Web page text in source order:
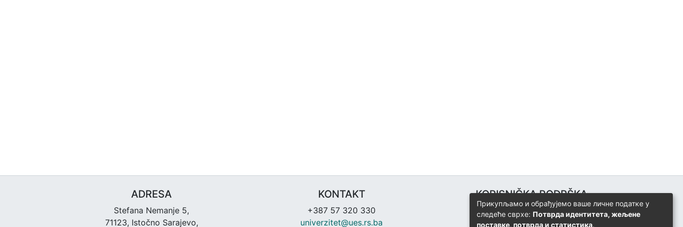
ADRESA
Stefana Nemanje 5,
71123, Istočno Sarajevo,
KONTAKT
+387 57 320 330
univerzitet@ues.rs.ba
KORISNIČKA PODRŠKA
Univerzitetski računarski centar
+387 57 320 140
Прикупљамо и обрађујемо ваше личне податке у
следеће сврхе: Потврда идентитета, жељене
поставке, потврда и статистика.